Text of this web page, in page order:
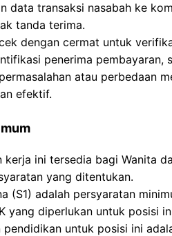
data transaksi nasabah ke
tanda terima.
dengan cermat untuk
penerima pembayaran,
atau perbedaan
efektif.
kerja ini tersedia bagi Wanita
yang ditentukan.
(S1) adalah persyaratan
yang diperlukan untuk posisi
pendidikan untuk posisi ini